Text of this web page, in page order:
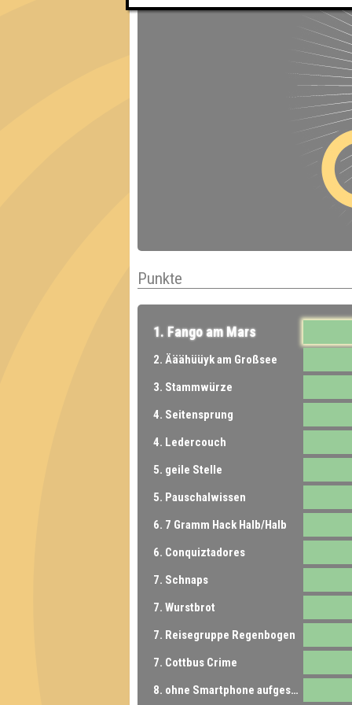
Punkte
1. Fango am Mars
2. Ääähüüyk am Großsee
3. Stammwürze
4. Seitensprung
4. Ledercouch
5. geile Stelle
5. Pauschalwissen
6. 7 Gramm Hack Halb/Halb
6. Conquiztadores
7. Schnaps
7. Wurstbrot
7. Reisegruppe Regenbogen
7. Cottbus Crime
8. ohne Smartphone aufgeschmissen